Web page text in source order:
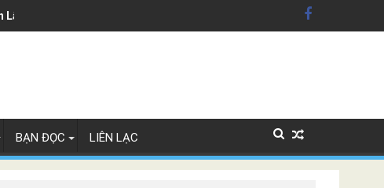
Mỹ'
Lan
BẠN ĐỌC LIÊN LẠC